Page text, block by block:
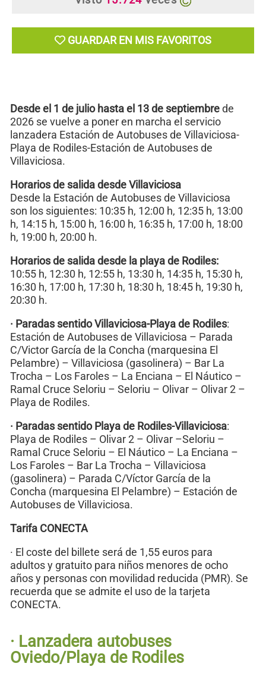
GUARDAR EN MIS FAVORITOS
Desde el 1 de julio hasta el 13 de septiembrede
2026 se vuelve a poner en marcha el servicio
lanzadera Estación de Autobuses de Villaviciosa-
Playa de Rodiles-Estación de Autobuses de
Villaviciosa.
Horarios de salida desde Villaviciosa
Desde la Estación de Autobuses de Villaviciosa
son los siguientes: 10:35 h, 12:00 h, 12:35 h, 13:00
h, 14:15 h, 15:00 h, 16:00 h, 16:35 h, 17:00 h, 18:00
h, 19:00 h, 20:00 h.
Horarios de salida desde la playa de Rodiles:
10:55 h, 12:30 h, 12:55 h, 13:30 h, 14:35 h, 15:30 h,
16:30 h, 17:00 h, 17:30 h, 18:30 h, 18:45 h, 19:30 h,
20:30 h.
· Paradas sentido Villaviciosa-Playa de Rodiles:
Estación de Autobuses de Villaviciosa – Parada
C/Victor García de la Concha (marquesina El
Pelambre) – Villaviciosa (gasolinera) – Bar La
Trocha – Los Faroles – La Enciana – El Náutico –
Ramal Cruce Seloriu – Seloriu – Olivar – Olivar 2 –
Playa de Rodiles.
· Paradas sentido Playa de Rodiles-Villaviciosa:
Playa de Rodiles – Olivar 2 – Olivar –Seloriu –
Ramal Cruce Seloriu – El Náutico – La Enciana –
Los Faroles – Bar La Trocha – Villaviciosa
(gasolinera) – Parada C/Víctor García de la
Concha (marquesina El Pelambre) – Estación de
Autobuses de Villaviciosa.
Tarifa CONECTA
· El coste del billete será de 1,55 euros para
adultos y gratuito para niños menores de ocho
años y personas con movilidad reducida (PMR). Se
recuerda que se admite el uso de la tarjeta
CONECTA.
· Lanzadera autobuses
Oviedo/Playa de Rodiles